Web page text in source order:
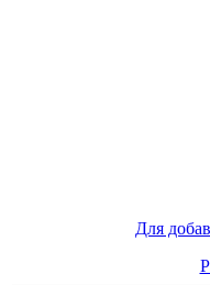
Для